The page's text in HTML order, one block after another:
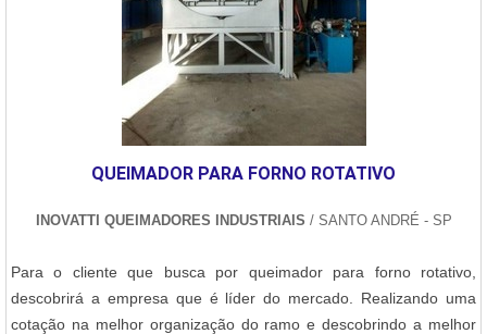
QUEIMADOR PARA FORNO ROTATIVO
INOVATTI QUEIMADORES INDUSTRIAIS / SANTO ANDRÉ - SP
Para o cliente que busca por queimador para forno rotativo,
descobrirá a empresa que é líder do mercado. Realizando uma
cotação na melhor organização do ramo e descobrindo a melhor